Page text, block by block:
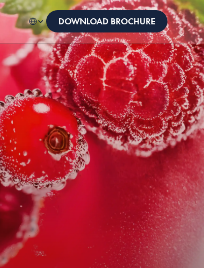
Select Language
Dutch DOWNLOAD BROCHURE